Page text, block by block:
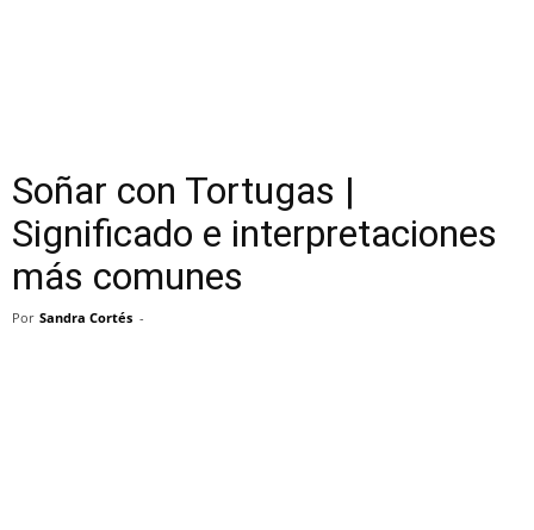
Soñar con Tortugas |
Significado e interpretaciones
más comunes
Por Sandra Cortés -